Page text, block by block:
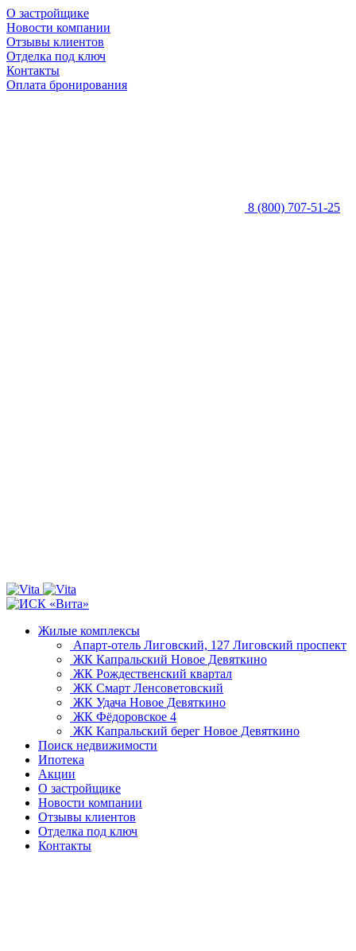
О застройщике
Новости компании
Отзывы клиентов
Отделка под ключ
Контакты
Оплата бронирования
8 (800) 707-51-25
Жилые комплексы
Апарт-отель Лиговский, 127 Лиговский проспект
ЖК Капральский Новое Девяткино
ЖК Рождественский квартал
ЖК Смарт Ленсоветовский
ЖК Удача Новое Девяткино
ЖК Фёдоровское 4
ЖК Капральский берег Новое Девяткино
Поиск недвижимости
Ипотека
Акции
О застройщике
Новости компании
Отзывы клиентов
Отделка под ключ
Контакты